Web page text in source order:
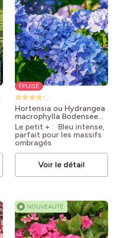
ÉPUISÉ
Hortensia ou Hydrangea
macrophylla Bodensee
Hydrangea macrophylla
Bodensee
Le petit + : Bleu intense,
parfait pour les massifs
ombragés
Voir le détail
★ NOUVEAUTÉ